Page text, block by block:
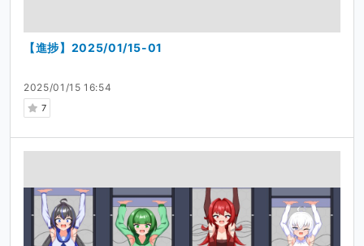
2025/01/15 16:54
7
【進捗】2025/01/15-01